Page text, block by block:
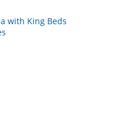
with King Beds